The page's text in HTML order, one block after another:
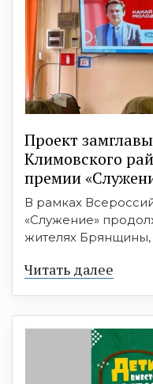
Проект
Климовского
премии
В рамках
«Служение»
жителях Брянщины,
Читать далее